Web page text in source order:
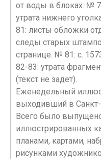
от воды в блоках. №
утрата нижнего
81: листы обложки
следы старых
странице. № 81: с.
82-83: утрата
(текст не задет).
Еженедельный
выходивший в Санкт-
Всего было
иллюстрированных
планами, картами,
рисунками